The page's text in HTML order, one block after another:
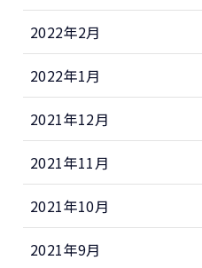
2022年2月
2022年1月
2021年12月
2021年11月
2021年10月
2021年9月